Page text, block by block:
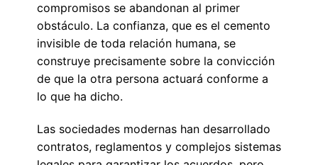
compromisos se abandonan al primer
obstáculo. La confianza, que es el cemento
invisible de toda relación humana, se
construye precisamente sobre la convicción
de que la otra persona actuará conforme a
lo que ha dicho.
Las sociedades modernas han desarrollado
contratos, reglamentos y complejos sistemas